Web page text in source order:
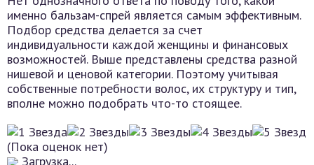
именно бальзам-спрей является самым эффективным.
Подбор средства делается за счет
индивидуальности каждой женщины и финансовых
возможностей. Выше представлены средства разной
нишевой и ценовой категории. Поэтому учитывая
собственные потребности волос, их структуру и тип,
вполне можно подобрать что-то стоящее.
(Пока оценок нет)
Загрузка...